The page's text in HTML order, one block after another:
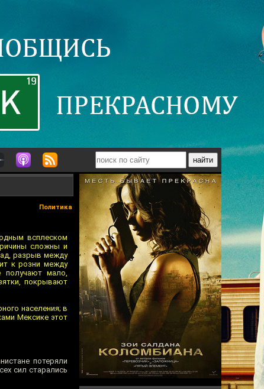
Политика
всплеском
сложны и
разрыв между
к розни между
получают мало,
покрывают
населения; в
Мексике этот
потеряли
сил старались